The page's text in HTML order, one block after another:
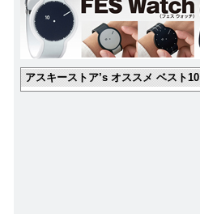
アスキーストア’s オススメ ベスト10